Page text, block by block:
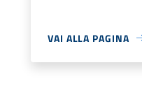
VAI ALLA PAGINA